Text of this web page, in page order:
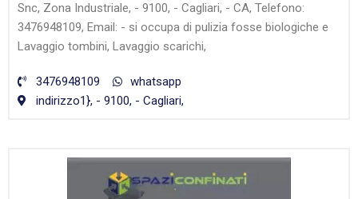
Snc, Zona Industriale, - 9100, - Cagliari, - CA, Telefono:
3476948109, Email: - si occupa di pulizia fosse biologiche e
Lavaggio tombini, Lavaggio scarichi,
3476948109
whatsapp
indirizzo1}, - 9100, - Cagliari,